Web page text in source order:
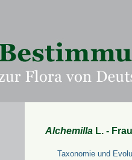
Alchemilla L. -
Taxonomie und